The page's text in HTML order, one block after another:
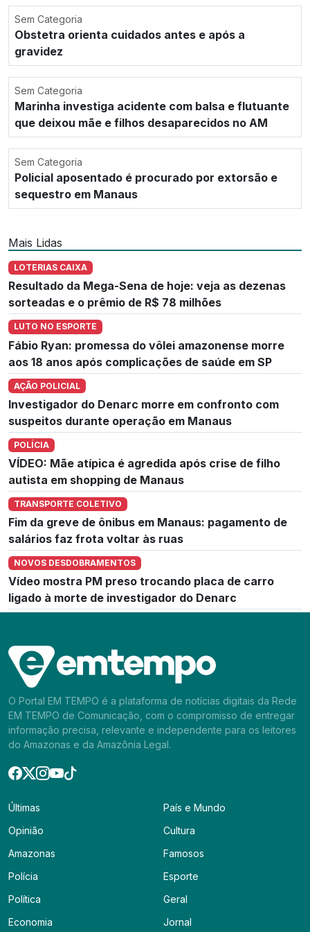
Sem Categoria
Obstetra orienta cuidados antes e após a
gravidez
Sem Categoria
Marinha investiga acidente com balsa e flutuante
que deixou mãe e filhos desaparecidos no AM
Sem Categoria
Policial aposentado é procurado por extorsão e
sequestro em Manaus
Mais Lidas
LOTERIAS CAIXA
Resultado da Mega-Sena de hoje: veja as dezenas
sorteadas e o prêmio de R$ 78 milhões
LUTO NO ESPORTE
Fábio Ryan: promessa do vôlei amazonense morre
aos 18 anos após complicações de saúde em SP
AÇÃO POLICIAL
Investigador do Denarc morre em confronto com
suspeitos durante operação em Manaus
POLÍCIA
VÍDEO: Mãe atípica é agredida após crise de filho
autista em shopping de Manaus
TRANSPORTE COLETIVO
Fim da greve de ônibus em Manaus: pagamento de
salários faz frota voltar às ruas
NOVOS DESDOBRAMENTOS
Vídeo mostra PM preso trocando placa de carro
ligado à morte de investigador do Denarc
O Portal EM TEMPO é a plataforma de notícias digitais da Rede
EM TEMPO de Comunicação, com o compromisso de entregar
informação precisa, relevante e independente para os leitores
do Amazonas e da Amazônia Legal.
Últimas
Opinião
Amazonas
Polícia
Política
Economia
País e Mundo
Cultura
Famosos
Esporte
Geral
Jornal